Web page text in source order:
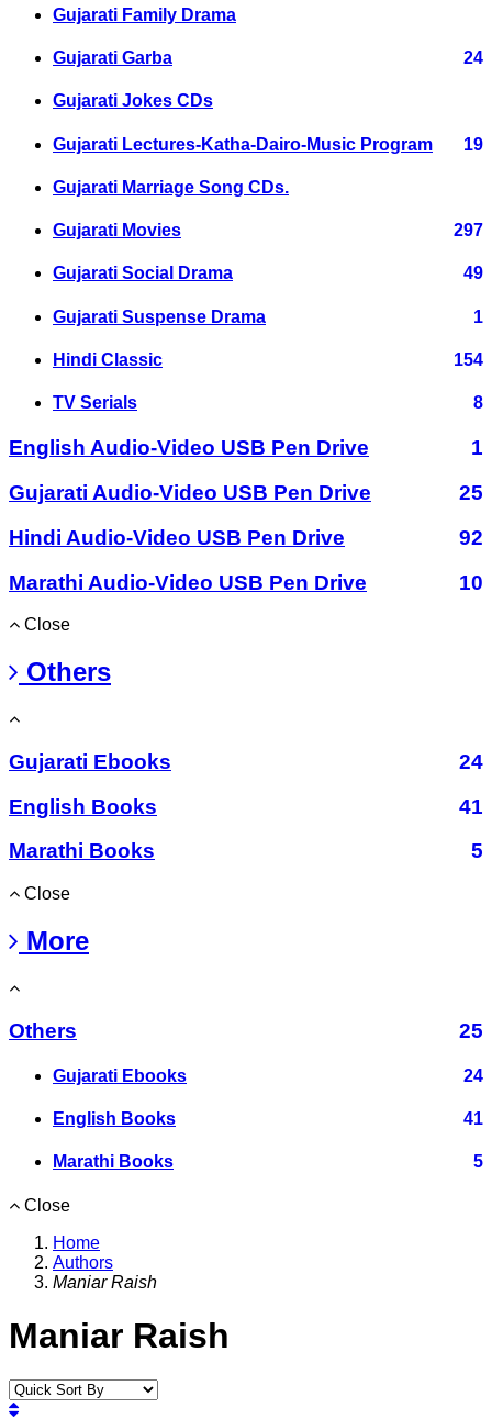
Gujarati Family Drama
Gujarati Garba 24
Gujarati Jokes CDs
Gujarati Lectures-Katha-Dairo-Music Program 19
Gujarati Marriage Song CDs.
Gujarati Movies 297
Gujarati Social Drama 49
Gujarati Suspense Drama 1
Hindi Classic 154
TV Serials 8
English Audio-Video USB Pen Drive
1
Gujarati Audio-Video USB Pen Drive
25
Hindi Audio-Video USB Pen Drive
92
Marathi Audio-Video USB Pen Drive
10
Close
Others
Gujarati Ebooks
24
English Books
41
Marathi Books
5
Close
More
Others 25
Gujarati Ebooks 24
English Books 41
Marathi Books 5
Close
Home
Authors
Maniar Raish
Maniar Raish